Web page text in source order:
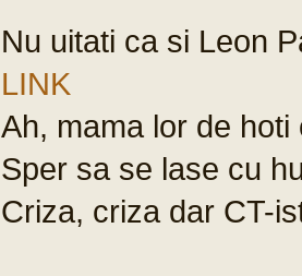
Nu uitati ca si Leon
LINK
Ah, mama lor de
Sper sa se lase cu
Criza, criza dar CT-